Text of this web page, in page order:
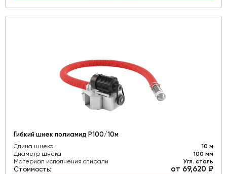
Гибкий шнек полиамид Р100/10м
Длина шнека
10 м
Диаметр шнека
100 мм
Материал исполнения спирали
Угл. сталь
Стоимость: от 69,620 ₽